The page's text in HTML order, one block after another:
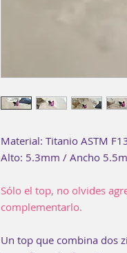
Material: Titanio ASTM
Alto: 5.3mm / Ancho
Sólo el top, no olvides
complementarlo.
Un top que combina dos